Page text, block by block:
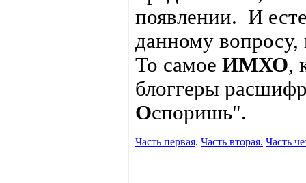
появлении. И
данному вопросу,
То самое ИМХО,
блоггеры
Оспоришь".
Часть первая. Часть вторая. Часть